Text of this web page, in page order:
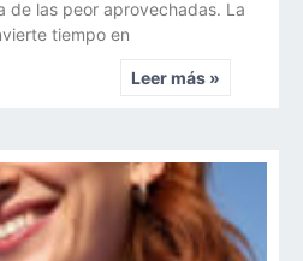
de las peor aprovechadas. La
tiempo en
Leer más »